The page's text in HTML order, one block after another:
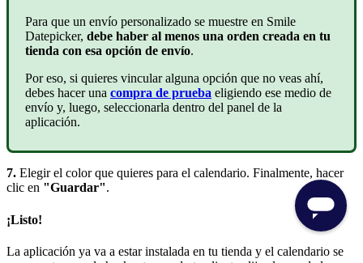
Para que un envío personalizado se muestre en Smile
Datepicker, debe haber al menos una orden creada en tu
tienda con esa opción de envío.
Por eso, si quieres vincular alguna opción que no veas ahí,
debes hacer una compra de prueba eligiendo ese medio de
envío y, luego, seleccionarla dentro del panel de la
aplicación.
7. Elegir el color que quieres para el calendario. Finalmente, hacer
clic en "Guardar".
¡Listo!
La aplicación ya va a estar instalada en tu tienda y el calendario se